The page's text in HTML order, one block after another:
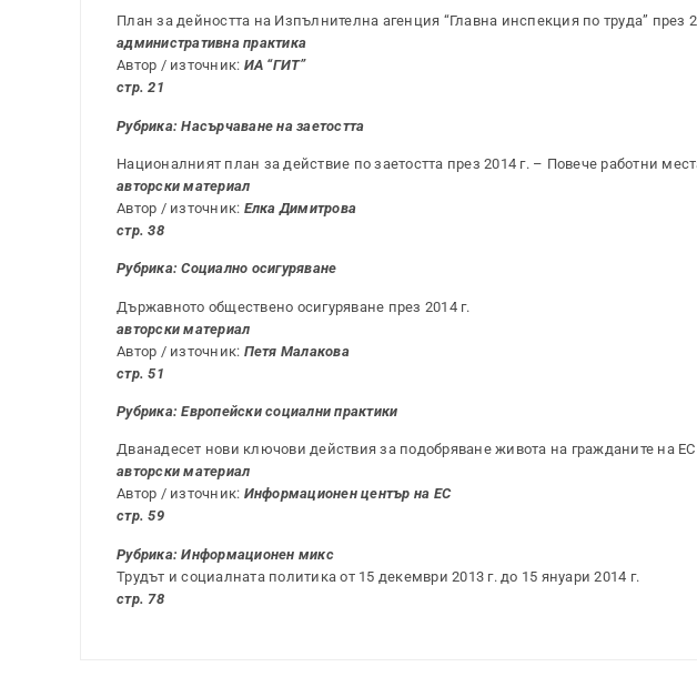
План за дейността на Изпълнителна агенция “Главна инспекция по труда” през
административна практика
Автор / източник: ИА “ГИТ”
стр. 21
Рубрика: Насърчаване на заетостта
Националният план за действие по заетостта през 2014 г. – Повече работни
авторски материал
Автор / източник: Елка Димитрова
стр. 38
Рубрика: Социално осигуряване
Държавното обществено осигуряване през 2014 г.
авторски материал
Автор / източник: Петя Малакова
стр. 51
Рубрика: Европейски социални практики
Дванадесет нови ключови действия за подобряване живота на гражданите на ЕС
авторски материал
Автор / източник: Информационен център на ЕС
стр. 59
Рубрика: Информационен микс
Трудът и социалната политика от 15 декември 2013 г. до 15 януари 2014 г.
стр. 78